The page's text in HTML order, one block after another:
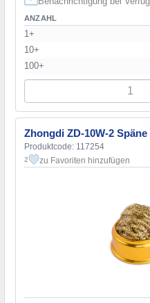
ANZAHL
1+
10+
100+
Zhongdi ZD-10W-2
Produktcode: 117254
2 zu Favoriten hinzufügen